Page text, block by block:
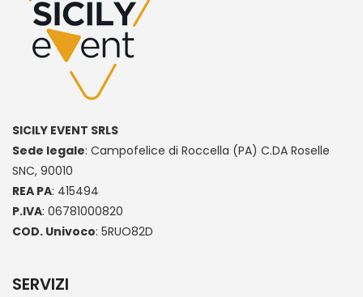
SICILY EVENT SRLS
Sede legale: Campofelice di Roccella (PA) C.DA Roselle
SNC, 90010
REA PA: 415494
P.IVA: 06781000820
COD. Univoco: 5RUO82D
SERVIZI